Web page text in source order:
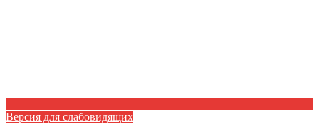
Версия для слабовидящих